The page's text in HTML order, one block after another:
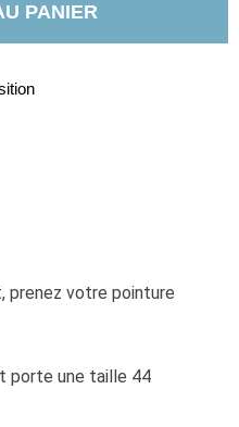
PANIER
prenez votre pointure
porte une taille 44